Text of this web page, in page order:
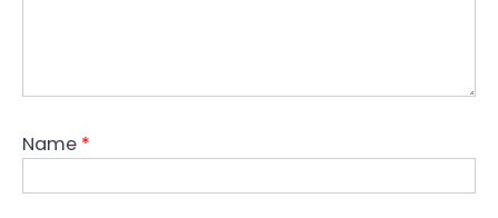
Name *